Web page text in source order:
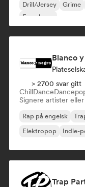
Drill/Jersey
Grime
Fransk rap
Blanco
> 2700 svar gitt
ChillDance
Signere artister
Rap på engelsk
Elektropop
Indie-
Trap